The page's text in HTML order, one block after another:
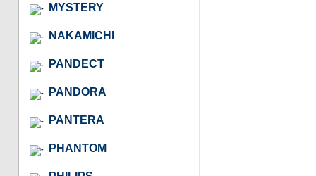
MYSTERY
NAKAMICHI
PANDECT
PANDORA
PANTERA
PHANTOM